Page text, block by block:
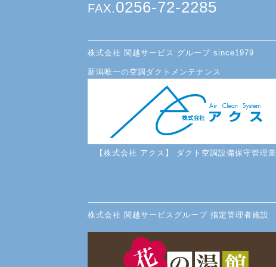
FAX.0256-72-2285
株式会社 関越サービス グループ since1979
新潟唯一の空調ダクトメンテナンス
【株式会社 アクス】 ダクト空調設備保守管理業
株式会社 関越サービスグループ 指定管理者施設